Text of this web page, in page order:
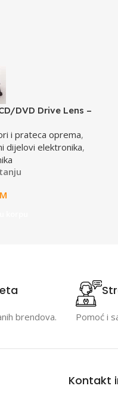
DVD Drive Lens –
i prateca oprema,
dijelovi elektronika,
brendova. Pomoć i
Kontakt